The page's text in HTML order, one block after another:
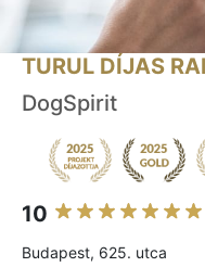
TURUL DÍJAS
DogSpirit
10
Budapest, 625. utca